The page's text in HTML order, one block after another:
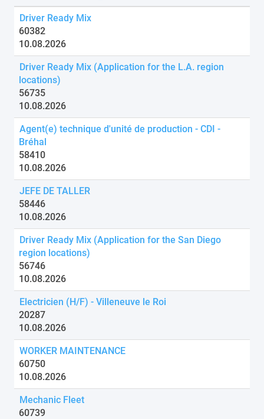
Driver Ready Mix
60382
10.08.2026
Driver Ready Mix (Application for the L.A. region
locations)
56735
10.08.2026
Agent(e) technique d'unité de production - CDI -
Bréhal
58410
10.08.2026
JEFE DE TALLER
58446
10.08.2026
Driver Ready Mix (Application for the San Diego
region locations)
56746
10.08.2026
Electricien (H/F) - Villeneuve le Roi
20287
10.08.2026
WORKER MAINTENANCE
60750
10.08.2026
Mechanic Fleet
60739